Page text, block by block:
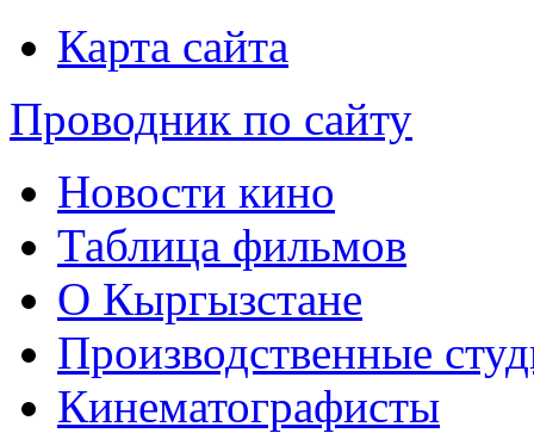
Карта сайта
Проводник по сайту
Новости кино
Таблица фильмов
О Кыргызстане
Производственные
Кинематографисты